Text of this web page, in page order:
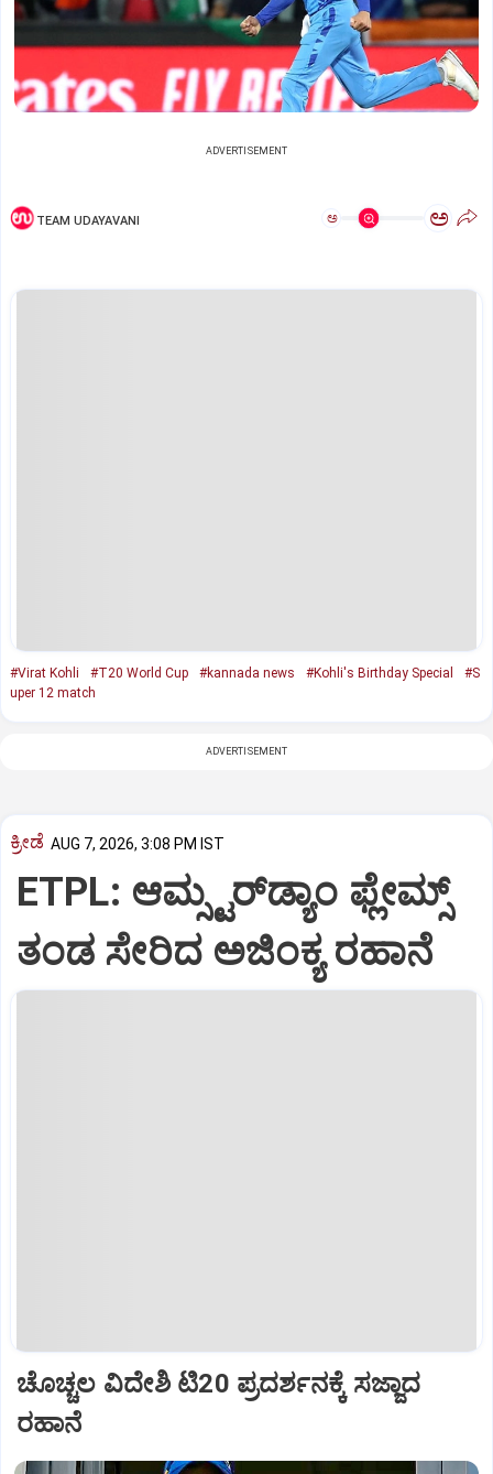
ADVERTISEMENT
TEAM UDAYAVANI ಅ ಅ
#Virat Kohli #T20 World Cup #kannada news #Kohli's Birthday Special
#S
uper 12 match
ADVERTISEMENT
ಕ್ರೀಡೆ AUG 7, 2026, 3:08 PM IST
ETPL: ಆಮ್ಸ್ಟರ್‌ಡ್ಯಾಂ ಫ್ಲೇಮ್ಸ್‌
ತಂಡ ಸೇರಿದ ಅಜಿಂಕ್ಯ ರಹಾನೆ
ಚೊಚ್ಚಲ ವಿದೇಶಿ ಟಿ20 ಪ್ರದರ್ಶನಕ್ಕೆ ಸಜ್ಜಾದ
ರಹಾನೆ